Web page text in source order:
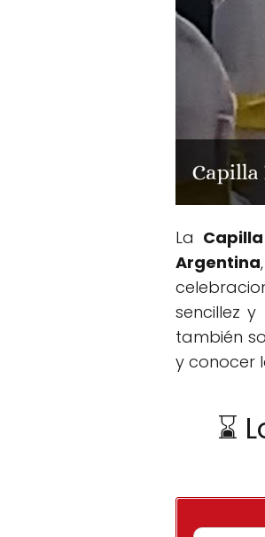
La
Argentina
sencillez
también
y conocer
⌛